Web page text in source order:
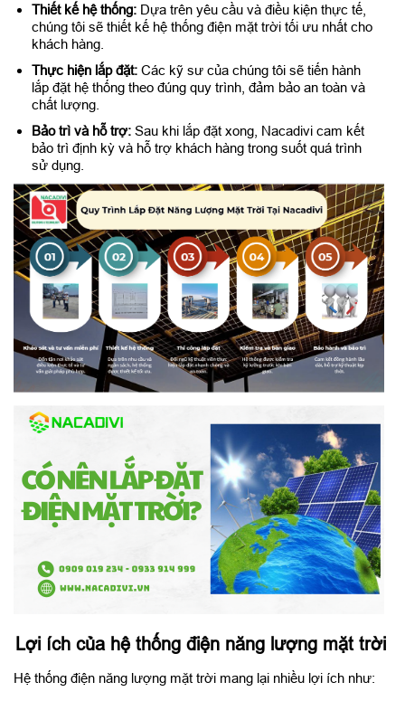
Thiết kế hệ thống: Dựa trên yêu cầu và điều kiện thực tế,
chúng tôi sẽ thiết kế hệ thống điện mặt trời tối ưu nhất cho
khách hàng.
Thực hiện lắp đặt: Các kỹ sư của chúng tôi sẽ tiến hành
lắp đặt hệ thống theo đúng quy trình, đảm bảo an toàn và
chất lượng.
Bảo trì và hỗ trợ: Sau khi lắp đặt xong, Nacadivi cam kết
bảo trì định kỳ và hỗ trợ khách hàng trong suốt quá trình
sử dụng.
Lợi ích của hệ thống điện năng lượng mặt trời
Hệ thống điện năng lượng mặt trời mang lại nhiều lợi ích như: